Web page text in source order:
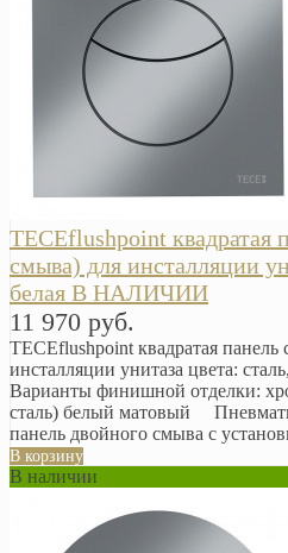
TECEflushpoint квадратая
смыва) для инсталляции
белая В НАЛИЧИИ
11 970 руб.
TECEflushpoint квадратая
инсталляции унитаза цвета:
Варианты финишной отделки:
сталь) белый матовый
панель двойного смыва с
В корзину
В наличии